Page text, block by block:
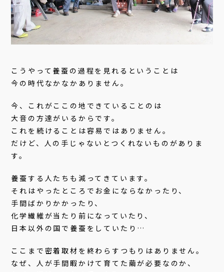
こうやって養蚕の過程を見れるということは
今の時代なかなかありません。
今、これがここの地できていることのは
大音の方達がいるからです。
これを続けることは容易ではありません。
だけど、人の手じゃないとつくれないものがありま
す。
養蚕する人たちも減ってきています。
それはやったところでお金にならなかったり、
手間ばかりかかったり、
化学繊維が当たり前になっていたり、
日本以外の国で養蚕をしていたり…
ここまで密着取材を終わらすつもりはありません。
なぜ、人が手間暇かけて育てた繭が必要なのか、